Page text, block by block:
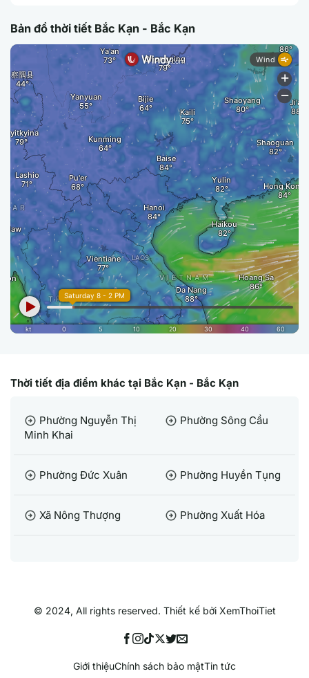
Bản đồ thời tiết Bắc Kạn - Bắc Kạn
Thời tiết địa điểm khác tại Bắc Kạn - Bắc Kạn
arrow_circle_right Phường Nguyễn Thị
Minh Khai
arrow_circle_right Phường Sông Cầu
arrow_circle_right Phường Đức Xuân arrow_circle_right Phường Huyền Tụng
arrow_circle_right Xã Nông Thượng arrow_circle_right Phường Xuất Hóa
© 2024, All rights reserved. Thiết kế bởi XemThoiTiet
Giới thiệuChính sách bảo mậtTin tức